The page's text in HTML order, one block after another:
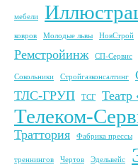
мебели
ковров Молодые львы НовСтрой
Ремстройинж СП-Сервис
Сокольники Стройгазконсалтинг
ТЛС-ГРУП
ТСГ Театр
Телеком-
Траттория Фабрика прессы
треннингов Чертов Эдельвейс